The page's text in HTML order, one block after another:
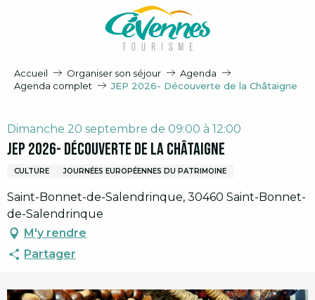
Accueil Organiser son séjour
Agenda
Agenda complet
JEP 2026- Découverte de la Châtaigne
Dimanche 20 septembre de 09:00 à 12:00
JEP 2026- Découverte de la Châtaigne
CULTURE JOURNÉES EUROPÉENNES DU PATRIMOINE
Saint-Bonnet-de-Salendrinque, 30460 Saint-Bonnet-
de-Salendrinque
M'y rendre
Partager